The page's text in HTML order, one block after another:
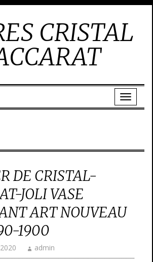
CRISTAL
DE CRISTAL-
JOLI VASE
ART NOUVEAU
1900
admin